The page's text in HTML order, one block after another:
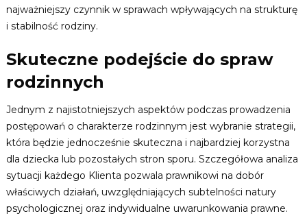
najważniejszy czynnik w sprawach wpływających na strukturę
i stabilność rodziny.
Skuteczne podejście do spraw
rodzinnych
Jednym z najistotniejszych aspektów podczas prowadzenia
postępowań o charakterze rodzinnym jest wybranie strategii,
która będzie jednocześnie skuteczna i najbardziej korzystna
dla dziecka lub pozostałych stron sporu. Szczegółowa analiza
sytuacji każdego Klienta pozwala prawnikowi na dobór
właściwych działań, uwzględniających subtelności natury
psychologicznej oraz indywidualne uwarunkowania prawne.